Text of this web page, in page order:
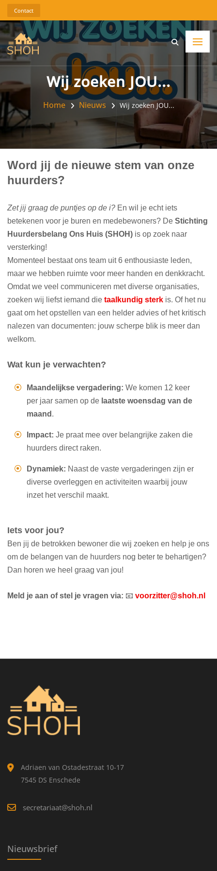
Contact
Wij zoeken JOU...
Home Nieuws Wij zoeken JOU...
Word jij de nieuwe stem van onze
huurders?
Zet jij graag de puntjes op de i? En wil je echt iets
betekenen voor je buren en medebewoners? De Stichting
Huurdersbelang Ons Huis (SHOH) is op zoek naar
versterking!
Momenteel bestaat ons team uit 6 enthousiaste leden,
maar we hebben ruimte voor meer handen en denkkracht.
Omdat we veel communiceren met diverse organisaties,
zoeken wij liefst iemand die taalkundig sterk is. Of het nu
gaat om het opstellen van een helder advies of het kritisch
nalezen van documenten: jouw scherpe blik is meer dan
welkom.
Wat kun je verwachten?
Maandelijkse vergadering: We komen 12 keer
per jaar samen op de laatste woensdag van de
maand .
Impact: Je praat mee over belangrijke zaken die
huurders direct raken.
Dynamiek: Naast de vaste vergaderingen zijn er
diverse overleggen en activiteiten waarbij jouw
inzet het verschil maakt.
Iets voor jou?
Ben jij de betrokken bewoner die wij zoeken en help je ons
om de belangen van de huurders nog beter te behartigen?
Dan horen we heel graag van jou!
Meld je aan of stel je vragen via: 📧 voorzitter@shoh.nl
Adriaen van Ostadestraat 10-17
7545 DS Enschede
secretariaat@shoh.nl
Nieuwsbrief